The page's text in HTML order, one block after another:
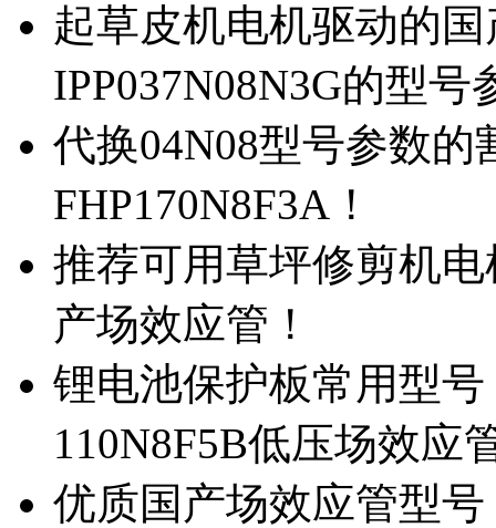
起草皮机电机驱动的
IPP037N08N3G的型号
代换04N08型号参数
FHP170N8F3A！
推荐可用草坪修剪机电
产场效应管！
锂电池保护板常用型号
110N8F5B低压场效应
优质国产场效应管型